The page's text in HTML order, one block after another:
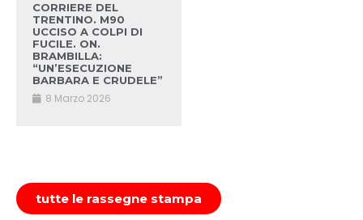
CORRIERE DEL
TRENTINO. M90
UCCISO A COLPI DI
FUCILE. ON.
BRAMBILLA:
“UN’ESECUZIONE
BARBARA E CRUDELE”
8 Marzo 2026
tutte le rassegne stampa